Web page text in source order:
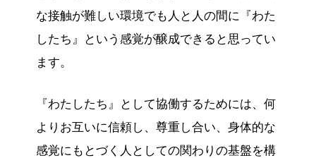
な接触が難しい環境でも人と人の間に『わた
したち』という感覚が醸成できると思ってい
ます。
『わたしたち』として協働するためには、何
よりお互いに信頼し、尊重し合い、身体的な
感覚にもとづく人としての関わりの基盤を構